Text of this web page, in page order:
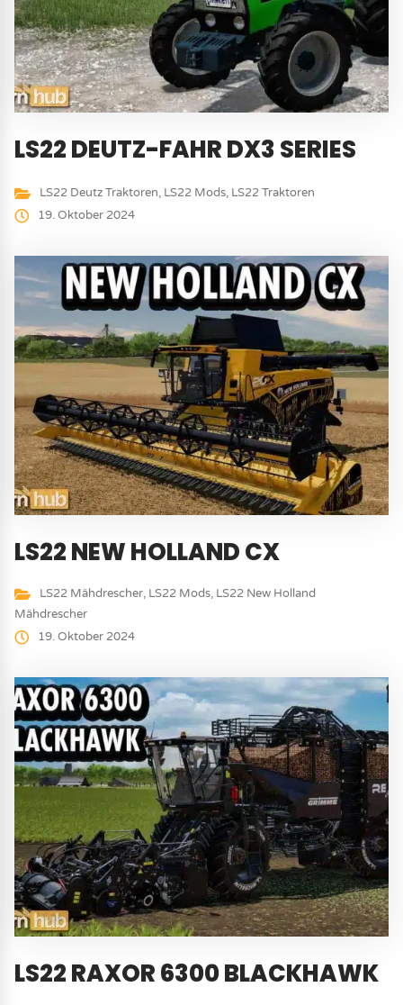
LS22 DEUTZ-FAHR DX3 SERIES
LS22 Deutz Traktoren, LS22 Mods, LS22 Traktoren
19. Oktober 2024
LS22 NEW HOLLAND CX
LS22 Mähdrescher, LS22 Mods, LS22 New Holland
Mähdrescher
19. Oktober 2024
LS22 RAXOR 6300 BLACKHAWK